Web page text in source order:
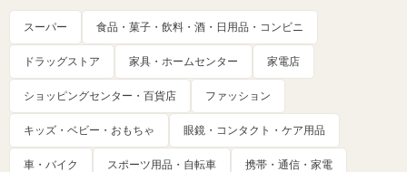
スーパー 食品・菓子・飲料・酒・日用品・コンビニ
ドラッグストア 家具・ホームセンター 家電店
ショッピングセンター・百貨店 ファッション
キッズ・ベビー・おもちゃ 眼鏡・コンタクト・ケア用品
車・バイク スポーツ用品・自転車 携帯・通信・家電